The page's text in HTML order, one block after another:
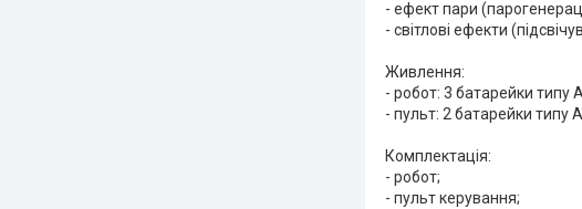
- ефект пари
- світлові ефекти
Живлення:
- робот: 3 батарейки типу
- пульт: 2 батарейки типу
Комплектація:
- робот;
- пульт керування;